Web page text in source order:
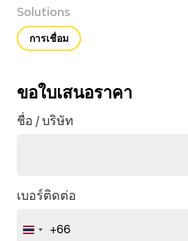
Solutions
การเชื่อม
ขอใบเสนอราคา
ชื่อ / บริษัท
เบอร์ติดต่อ
Thailand
+66